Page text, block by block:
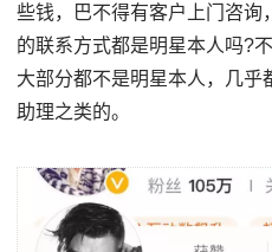
些钱，巴不得有客户上门咨询
的联系方式都是明星本人吗?
大部分都不是明星本人，几乎
助理之类的。